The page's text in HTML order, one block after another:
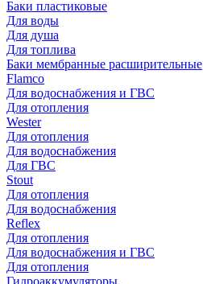
Баки пластиковые
Для воды
Для душа
Для топлива
Баки мембранные расширительные
Flamco
Для водоснабжения и ГВС
Для отопления
Wester
Для отопления
Для водоснабжения
Для ГВС
Stout
Для отопления
Для водоснабжения
Reflex
Для отопления
Для водоснабжения и ГВС
Для отопления
Гидроаккумуляторы